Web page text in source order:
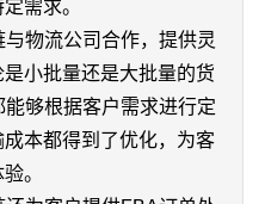
需求。
物流公司合作，提供灵
小批量还是大批量的货
够根据客户需求进行定
本都得到了优化，为客
。